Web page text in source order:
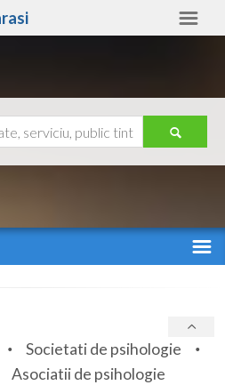
Ajutor
Societati de psihologie
Asociatii de psihologie